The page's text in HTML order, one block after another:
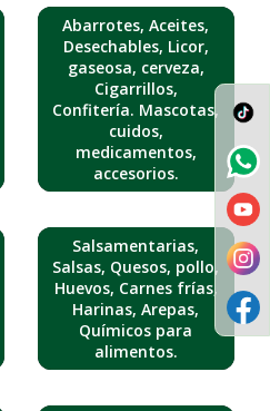
Abarrotes, Aceites,
Desechables, Licor,
gaseosa, cerveza,
Cigarrillos,
Confitería. Mascotas,
cuidos,
medicamentos,
accesorios.
Salsamentarias,
Salsas, Quesos, pollo,
Huevos, Carnes frías,
Harinas, Arepas,
Químicos para
alimentos.